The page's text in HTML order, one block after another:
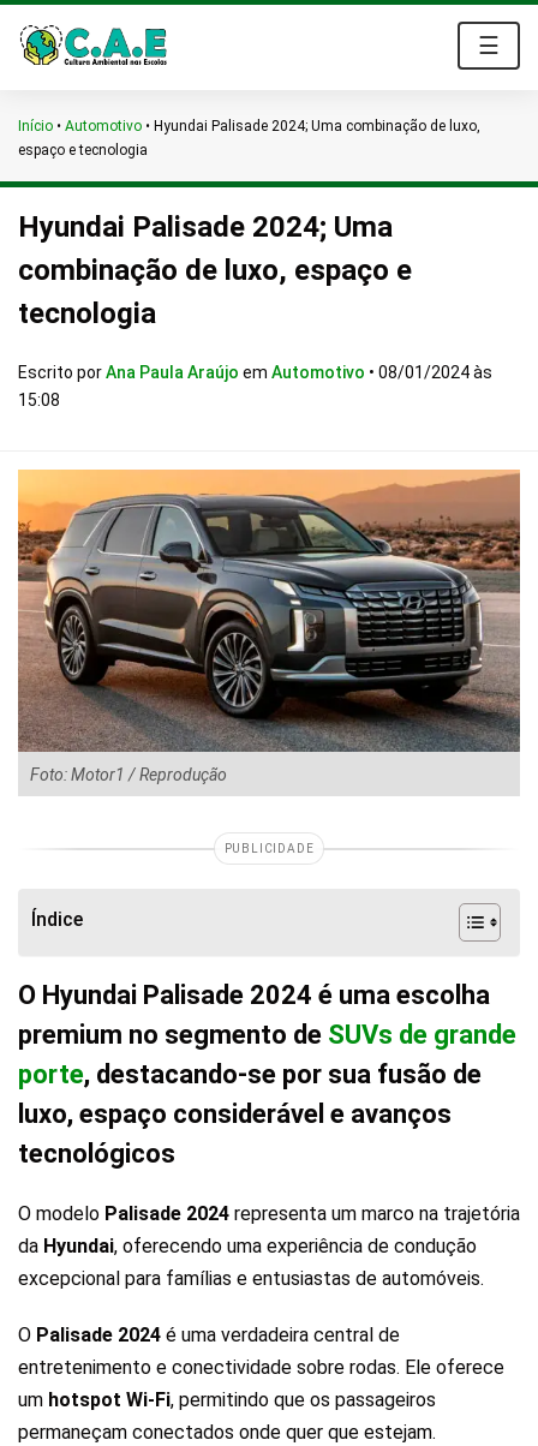
☰
Início • Automotivo • Hyundai Palisade 2024; Uma combinação de luxo,
espaço e tecnologia
Hyundai Palisade 2024; Uma
combinação de luxo, espaço e
tecnologia
Escrito porAna Paula Araújo em Automotivo • 08/01/2024 às
15:08
Foto: Motor1 / Reprodução
PUBLICIDADE
Índice
O Hyundai Palisade 2024 é uma escolha
premium no segmento de SUVs de grande
porte, destacando-se por sua fusão de
luxo, espaço considerável e avanços
tecnológicos
O modelo Palisade 2024 representa um marco na trajetória
da Hyundai, oferecendo uma experiência de condução
excepcional para famílias e entusiastas de automóveis.
O Palisade 2024 é uma verdadeira central de
entretenimento e conectividade sobre rodas. Ele oferece
um hotspot Wi-Fi, permitindo que os passageiros
permaneçam conectados onde quer que estejam.